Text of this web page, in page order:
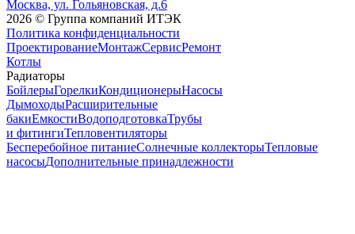
Москва, ул. Гольяновская, д.6
2026 © Группа компаний ИТЭК
Политика конфиденциальности
ПроектированиеМонтажСервисРемонт
Котлы
Радиаторы
БойлерыГорелкиКондиционерыНасосы
ДымоходыРасширительные
бакиЕмкостиВодоподготовкаТрубы
и фитингиТепловентиляторы
Бесперебойное питаниеСолнечные коллекторыТепловые
насосыДополнительные принадлежности